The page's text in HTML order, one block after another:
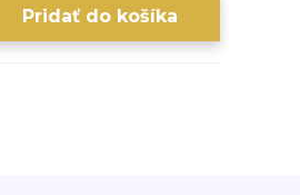
Pridať do košíka